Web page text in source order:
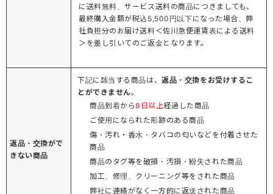
に送料無料、サービス送料の商品につきましても、
最終購入金額が税込5,500円以下になった場合、弊
社負担分のお届け送料＜佐川急便運賃表による送料
＞を差し引いてのご返金となります。
返品・交換がで
きない商品
下記に該当する商品は、返品・交換をお受けするこ
とができません。
商品到着から8日以上経過した商品
ご使用になられた形跡のある商品
傷・汚れ・香水・タバコの匂いなどを付着させた
商品
商品のタグ等を破損・汚損・紛失された商品
加工、修理、クリーニング等をされた商品
弊社に連絡がなく一方的に返送された商品